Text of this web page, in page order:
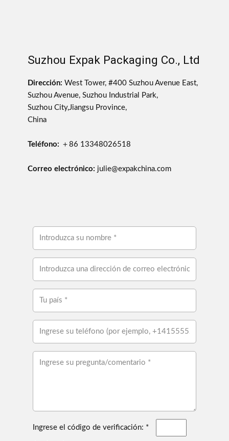
Suzhou Expak Packaging Co., Ltd
Dirección: West Tower, #400 Suzhou Avenue East,
Suzhou Avenue, Suzhou Industrial Park,
Suzhou City,Jiangsu Province,
China
Teléfono: ＋86 13348026518
Correo electrónico: julie@expakchina.com
Ingrese el código de verificación: *